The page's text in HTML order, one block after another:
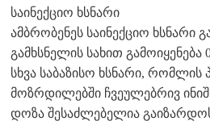
საინექციო ხსნარი
ამბრობენეს საინექციო ხსნარი
გამხსნელის სახით
სხვა საბაზისო ხსნარი, რომლის
მოზრდილებში ჩვეულებრივ
დოზა შესაძლებელია